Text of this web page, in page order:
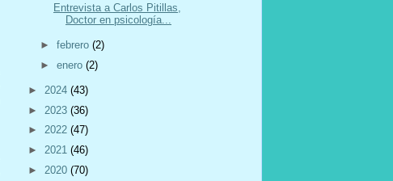
Entrevista a Carlos Pitillas,
Doctor en psicología...
►febrero(2)
►enero(2)
► 2024 (43)
► 2023 (36)
► 2022 (47)
► 2021 (46)
► 2020 (70)